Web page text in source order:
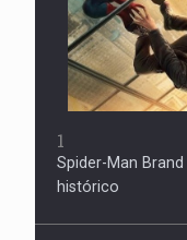
1
Spider-Man
histórico